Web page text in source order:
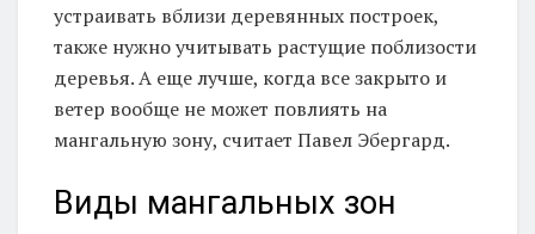
устраивать вблизи деревянных построек,
также нужно учитывать растущие поблизости
деревья. А еще лучше, когда все закрыто и
ветер вообще не может повлиять на
мангальную зону, считает Павел Эбергард.
Виды мангальных зон